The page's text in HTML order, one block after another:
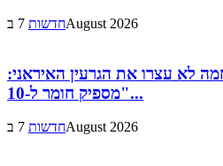
חדשות7 בAugust 2026
לא עצרו את הגרעין האיראני:
"מספיק חומר ל-10...
חדשות7 בAugust 2026